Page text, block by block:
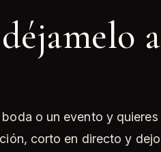
a
o un evento y quieres
corto en directo y dejo